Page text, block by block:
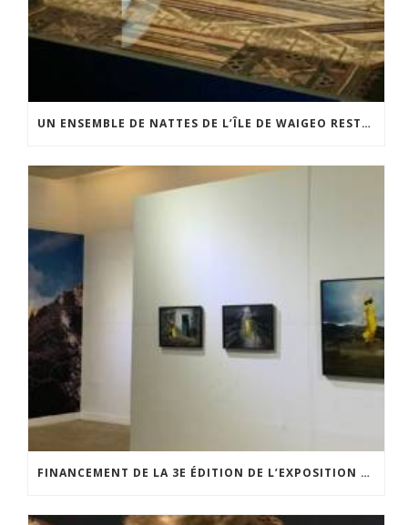
UN ENSEMBLE DE NATTES DE L’ÎLE DE WAIGEO RESTAURÉ GRÂCE AU SOUTIEN DU CERCLE LÉVI-STRAUSS
FINANCEMENT DE LA 3E ÉDITION DE L’EXPOSITION DU PRIX POUR LA PHOTOGRAPHIE PAR LE CERCLE POUR LA PHOTOGRAPHIE ET L’ART CONTEMPORAIN